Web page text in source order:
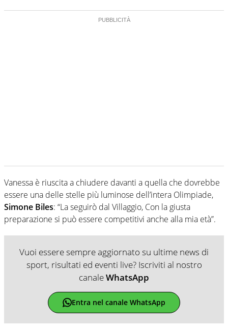
Vanessa è riuscita a chiudere davanti a quella che dovrebbe
essere una delle stelle più luminose dell’intera Olimpiade,
Simone Biles: “La seguirò dal Villaggio, Con la giusta
preparazione si può essere competitivi anche alla mia età”.
Vuoi essere sempre aggiornato su ultime news di
sport, risultati ed eventi live? Iscriviti al nostro
canaleWhatsApp
Entra nel canale WhatsApp